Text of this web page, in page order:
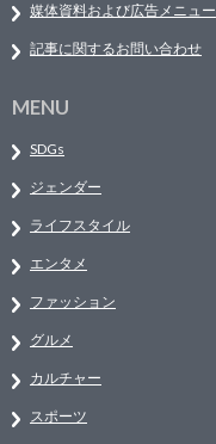
媒体資料および広告メニュー
記事に関するお問い合わせ
MENU
SDGs
ジェンダー
ライフスタイル
エンタメ
ファッション
グルメ
カルチャー
スポーツ